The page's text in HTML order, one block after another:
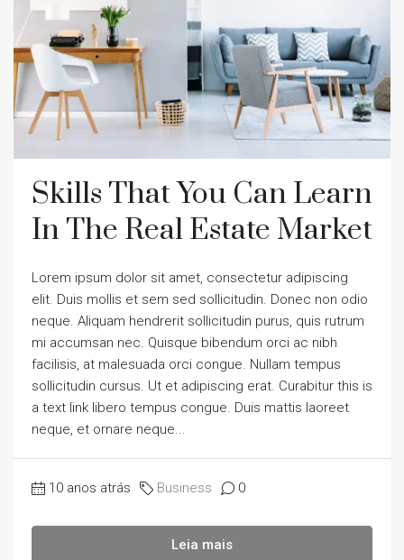
Skills That You Can Learn
In The Real Estate Market
Lorem ipsum dolor sit amet, consectetur adipiscing
elit. Duis mollis et sem sed sollicitudin. Donec non odio
neque. Aliquam hendrerit sollicitudin purus, quis rutrum
mi accumsan nec. Quisque bibendum orci ac nibh
facilisis, at malesuada orci congue. Nullam tempus
sollicitudin cursus. Ut et adipiscing erat. Curabitur this is
a text link libero tempus congue. Duis mattis laoreet
neque, et ornare neque...
10 anos atrás Business 0
Leia mais